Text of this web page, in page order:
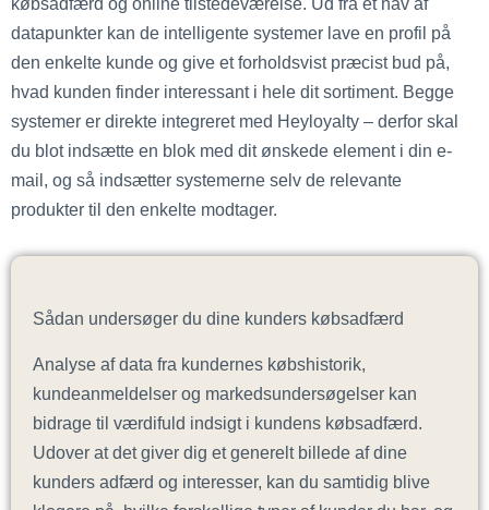
datapunkter kan de intelligente systemer lave en profil på
den enkelte kunde og give et forholdsvist præcist bud på,
hvad kunden finder interessant i hele dit sortiment. Begge
systemer er direkte integreret med Heyloyalty – derfor skal
du blot indsætte en blok med dit ønskede element i din e-
mail, og så indsætter systemerne selv de relevante
produkter til den enkelte modtager.
Sådan undersøger du dine kunders købsadfærd
Analyse af data fra kundernes købshistorik,
kundeanmeldelser og markedsundersøgelser kan
bidrage til værdifuld indsigt i kundens købsadfærd.
Udover at det giver dig et generelt billede af dine
kunders adfærd og interesser, kan du samtidig blive